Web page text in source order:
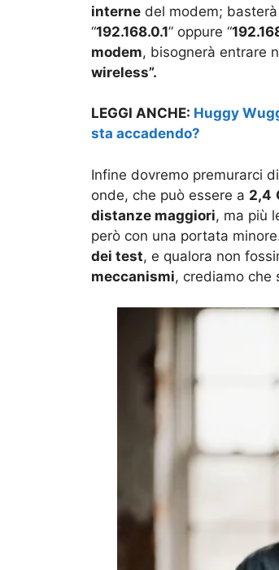
interne del modem;
“192.168.0.1” oppure “
modem, bisognerà entrare
wireless”.
LEGGI ANCHE: Huggy
sta accadendo?
Infine dovremo premurarci
onde, che può essere a 2,4
distanze maggiori, ma più
però con una portata
dei test, e qualora non
meccanismi, crediamo che